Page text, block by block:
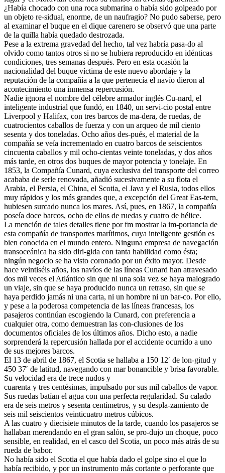
¿Había chocado con una roca submarina o había sido golpeado por
un objeto re-sidual, enorme, de un naufragio? No pudo saberse, pero
al examinar el buque en el dique carenero se observó que una parte
de la quilla había quedado destrozada.
Pese a la extrema gravedad del hecho, tal vez habría pasa-do al
olvido como tantos otros si no se hubiera reproducido en idénticas
condiciones, tres semanas después. Pero en esta ocasión la
nacionalidad del buque víctima de este nuevo abordaje y la
reputación de la compañía a la que pertenecía el navío dieron al
acontecimiento una inmensa repercusión.
Nadie ignora el nombre del célebre armador inglés Cu-nard, el
inteligente industrial que fundó, en 1840, un servi-cio postal entre
Liverpool y Halifax, con tres barcos de ma-dera, de ruedas, de
cuatrocientos caballos de fuerza y con un arqueo de mil ciento
sesenta y dos toneladas. Ocho años des-pués, el material de la
compañía se veía incrementado en cuatro barcos de seiscientos
cincuenta caballos y mil ocho-cientas veinte toneladas, y dos años
más tarde, en otros dos buques de mayor potencia y tonelaje. En
1853, la Compañía Cunard, cuya exclusiva del transporte del correo
acababa de serle renovada, añadió sucesivamente a su flota el
Arabia, el Persia, el China, el Scotia, el Java y el Rusia, todos ellos
muy rápidos y los más grandes que, a excepción del Great Eas-tern,
hubiesen surcado nunca los mares. Así, pues, en 1867, la compañía
poseía doce barcos, ocho de ellos de ruedas y cuatro de hélice.
La mención de tales detalles tiene por fm mostrar la im-portancia de
esta compañía de transportes marítimos, cuya inteligente gestión es
bien conocida en el mundo entero. Ninguna empresa de navegación
transoceánica ha sido diri-gida con tanta habilidad como ésta;
ningún negocio se ha visto coronado por un éxito mayor. Desde
hace veintiséis años, los navíos de las líneas Cunard han atravesado
dos mil veces el Atlántico sin que ni una sola vez se haya malogrado
un viaje, sin que se haya producido nunca un retraso, sin que se
haya perdido jamás ni una carta, ni un hombre ni un bar-co. Por ello,
y pese a la poderosa competencia de las líneas francesas, los
pasajeros continúan escogiendo la Cunard, con preferencia a
cualquier otra, como demuestran las con-clusiones de los
documentos oficiales de los últimos años. Dicho esto, a nadie
sorprenderá la repercusión hallada por el accidente ocurrido a uno
de sus mejores barcos.
El 13 de abril de 1867, el Scotia se hallaba a 150 12′ de lon-gitud y
450 37′ de latitud, navegando con mar bonancible y brisa favorable.
Su velocidad era de trece nudos y
cuarenta y tres centésimas, impulsado por sus mil caballos de vapor.
Sus ruedas batían el agua con una perfecta regularidad. Su calado
era de seis metros y sesenta centímetros, y su despla-zamiento de
seis mil seiscientos veinticuatro metros cúbicos.
A las cuatro y diecisiete minutos de la tarde, cuando los pasajeros se
hallaban merendando en el gran salón, se pro-dujo un choque, poco
sensible, en realidad, en el casco del Scotia, un poco más atrás de su
rueda de babor.
No había sido el Scotia el que había dado el golpe sino el que lo
había recibido, y por un instrumento más cortante o perforante que